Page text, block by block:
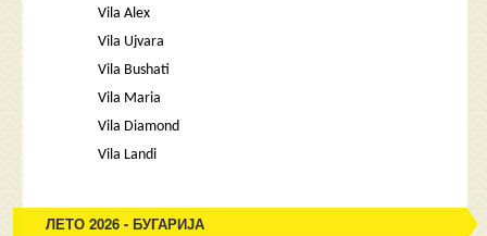
Vila Alex
Vila Ujvara
Vila Bushati
Vila Maria
Vila Diamond
Vila Landi
ЛЕТО 2026 - БУГАРИЈА